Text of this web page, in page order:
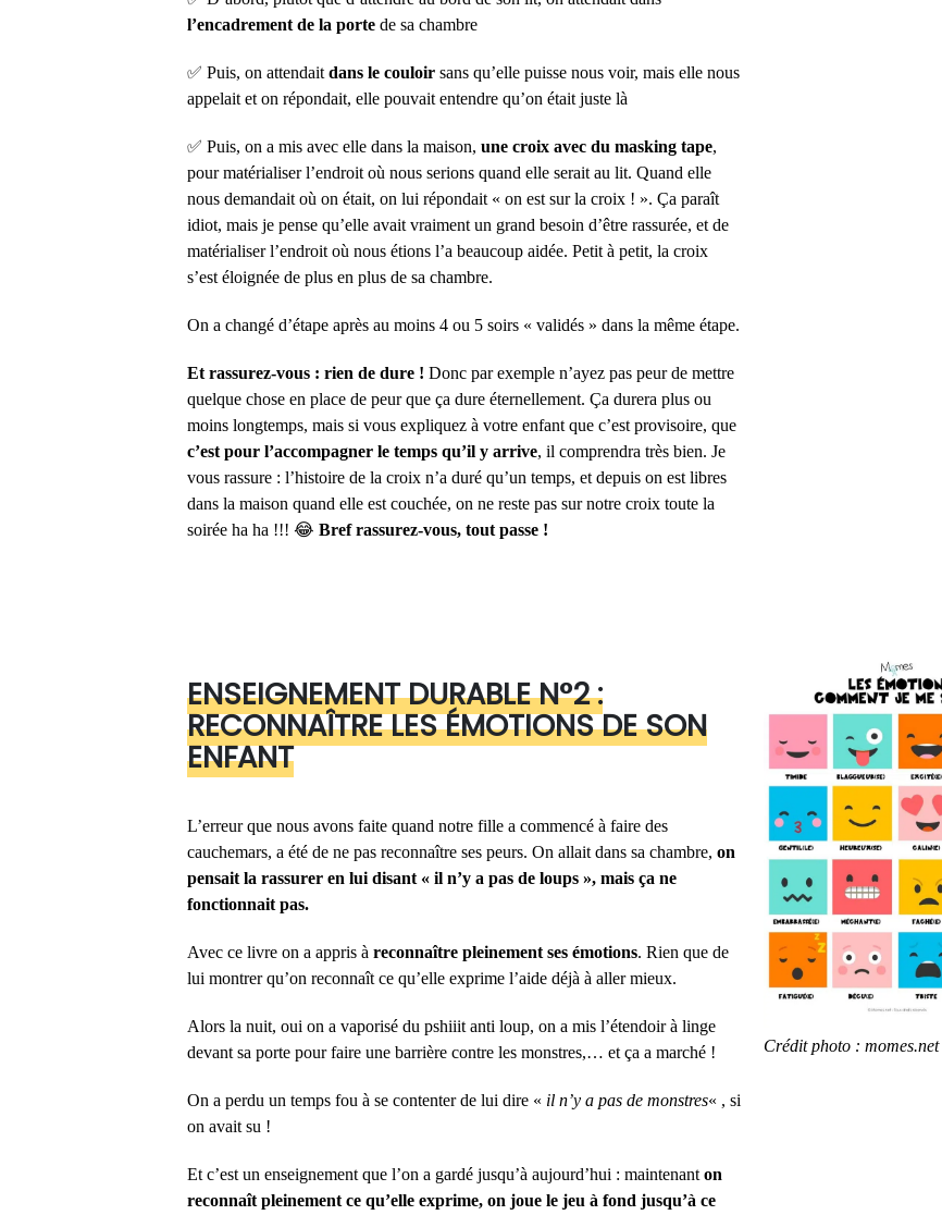
l’encadrement de la porte de sa chambre
✅ Puis, on attendait dans le couloir sans qu’elle puisse nous voir, mais elle nous
appelait et on répondait, elle pouvait entendre qu’on était juste là
✅ Puis, on a mis avec elle dans la maison, une croix avec du masking tape,
pour matérialiser l’endroit où nous serions quand elle serait au lit. Quand elle
nous demandait où on était, on lui répondait « on est sur la croix ! ». Ça paraît
idiot, mais je pense qu’elle avait vraiment un grand besoin d’être rassurée, et de
matérialiser l’endroit où nous étions l’a beaucoup aidée. Petit à petit, la croix
s’est éloignée de plus en plus de sa chambre.
On a changé d’étape après au moins 4 ou 5 soirs « validés » dans la même étape.
Et rassurez-vous : rien de dure ! Donc par exemple n’ayez pas peur de mettre
quelque chose en place de peur que ça dure éternellement. Ça durera plus ou
moins longtemps, mais si vous expliquez à votre enfant que c’est provisoire, que
c’est pour l’accompagner le temps qu’il y arrive, il comprendra très bien. Je
vous rassure : l’histoire de la croix n’a duré qu’un temps, et depuis on est libres
dans la maison quand elle est couchée, on ne reste pas sur notre croix toute la
soirée ha ha !!! 😂 Bref rassurez-vous, tout passe !
ENSEIGNEMENT DURABLE N°2 :
RECONNAÎTRE LES ÉMOTIONS DE SON
ENFANT
L’erreur que nous avons faite quand notre fille a commencé à faire des
cauchemars, a été de ne pas reconnaître ses peurs. On allait dans sa chambre, on
pensait la rassurer en lui disant « il n’y a pas de loups », mais ça ne
fonctionnait pas.
Avec ce livre on a appris à reconnaître pleinement ses émotions. Rien que de
lui montrer qu’on reconnaît ce qu’elle exprime l’aide déjà à aller mieux.
Alors la nuit, oui on a vaporisé du pshiiit anti loup, on a mis l’étendoir à linge
devant sa porte pour faire une barrière contre les monstres,… et ça a marché !
On a perdu un temps fou à se contenter de lui dire « il n’y a pas de monstres« , si
on avait su !
Et c’est un enseignement que l’on a gardé jusqu’à aujourd’hui : maintenant on
reconnaît pleinement ce qu’elle exprime, on joue le jeu à fond jusqu’à ce
Crédit photo : momes.net